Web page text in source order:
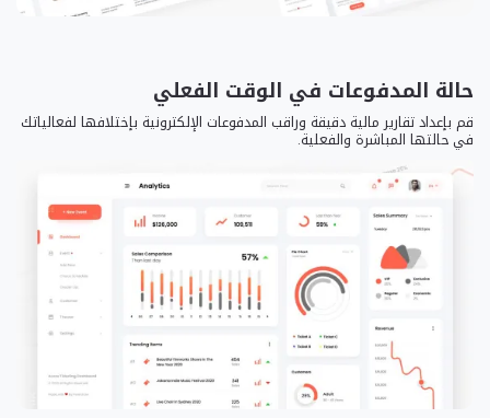
حالة المدفوعات في الوقت الفعلي
قم بإعداد تقارير مالية دقيقة وراقب المدفوعات الإلكترونية بإختلافها لفعالياتك
في حالتها المباشرة والفعلية.